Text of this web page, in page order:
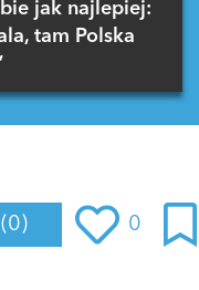
jak najlepiej:
tam Polska
(0) 0